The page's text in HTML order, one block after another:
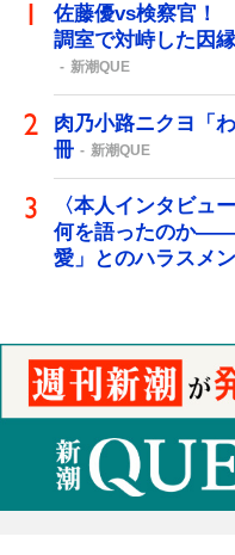
佐藤優vs検察官！
調室で対峙した因
新潮QUE
肉乃小路ニクヨ「
冊
新潮QUE
〈本人インタビュ
何を語ったのか――
愛」とのハラスメ